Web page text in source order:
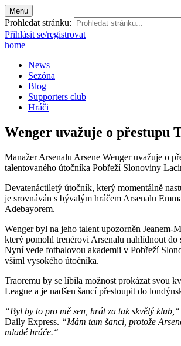
Menu
Prohledat stránku:
Přihlásit se/registrovat
home
News
Sezóna
Blog
Supporters club
Hráči
Wenger uvažuje o přestupu
Manažer Arsenalu Arsene Wenger uvažuje o
talentovaného útočníka Pobřeží Slonoviny
Devatenáctiletý útočník, který momentálně
je srovnáván s bývalým hráčem Arsenalu
Adebayorem.
Wenger byl na jeho talent upozorněn Jeanem-
který pomohl trenérovi Arsenalu nahlídnout do
Nyní vede fotbalovou akademii v Pobřeží
všiml vysokého útočníka.
Traoremu by se líbila možnost prokázat svou
League a je nadšen šancí přestoupit do
“Byl by to pro mě sen, hrát za tak skvělý klub,“
Daily Express. “Mám tam šanci, protože
mladé hráče.“